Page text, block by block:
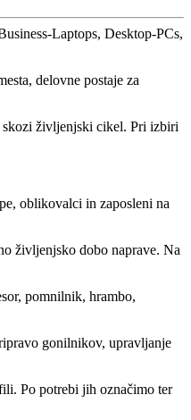
Laptops, Desktop-PCs,
delovne postaje za
skozi življenjski cikel. Pri izbiri
oblikovalci in zaposleni na
življenjsko dobo naprave. Na
pomnilnik, hrambo,
gonilnikov, upravljanje
Po potrebi jih označimo ter